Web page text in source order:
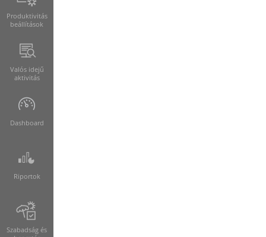
Produktivitás
beállítások
Valós idejű
aktivitás
Dashboard
Riportok
Szabadság és